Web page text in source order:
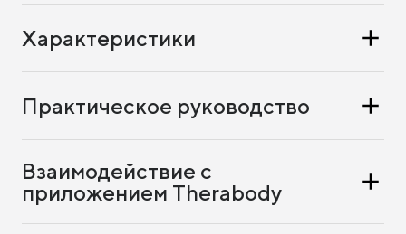
Характеристики
Практическое руководство
Взаимодействие с
приложением Therabody